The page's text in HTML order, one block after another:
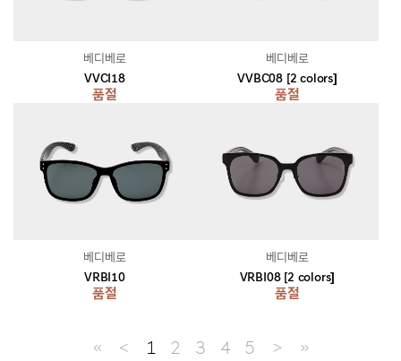
VVCI18
품절
베디베로
VVBC08 [2 colors]
품절
베디베로
VRBI10
품절
베디베로
VRBI08 [2 colors]
품절
베디베로
≪ ＜ 1 2 3 4 5 ＞ ≫